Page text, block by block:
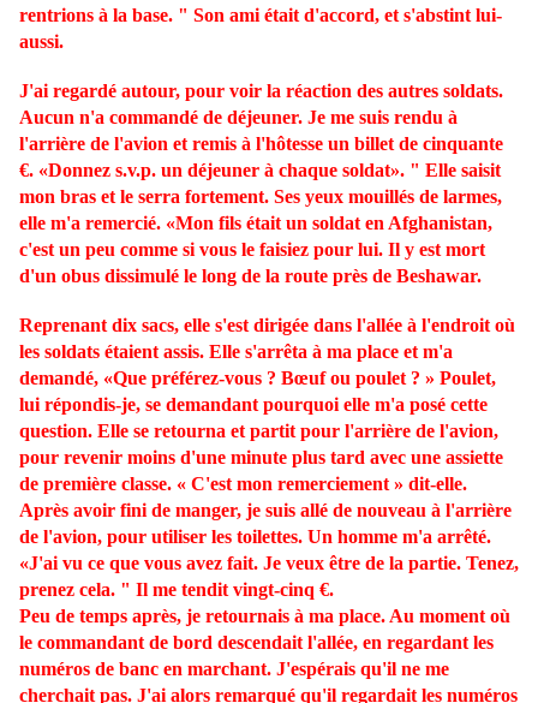
rentrions à la base. " Son ami était d'accord, et s'abstint lui-
aussi.
J'ai regardé autour, pour voir la réaction des autres soldats.
Aucun n'a commandé de déjeuner. Je me suis rendu à
l'arrière de l'avion et remis à l'hôtesse un billet de cinquante
€. «Donnez s.v.p. un déjeuner à chaque soldat». " Elle saisit
mon bras et le serra fortement. Ses yeux mouillés de larmes,
elle m'a remercié. «Mon fils était un soldat en Afghanistan,
c'est un peu comme si vous le faisiez pour lui. Il y est mort
d'un obus dissimulé le long de la route près de Beshawar.
Reprenant dix sacs, elle s'est dirigée dans l'allée à l'endroit où
les soldats étaient assis. Elle s'arrêta à ma place et m'a
demandé, «Que préférez-vous ? Bœuf ou poulet ? » Poulet,
lui répondis-je, se demandant pourquoi elle m'a posé cette
question. Elle se retourna et partit pour l'arrière de l'avion,
pour revenir moins d'une minute plus tard avec une assiette
de première classe. « C'est mon remerciement » dit-elle.
Après avoir fini de manger, je suis allé de nouveau à l'arrière
de l'avion, pour utiliser les toilettes. Un homme m'a arrêté.
«J'ai vu ce que vous avez fait. Je veux être de la partie. Tenez,
prenez cela. " Il me tendit vingt-cinq €.
Peu de temps après, je retournais à ma place. Au moment où
le commandant de bord descendait l'allée, en regardant les
numéros de banc en marchant. J'espérais qu'il ne me
cherchait pas. J'ai alors remarqué qu'il regardait les numéros